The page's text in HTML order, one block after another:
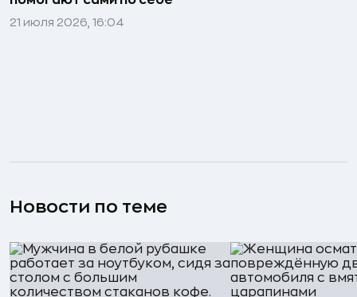
21 июля 2026, 16:04
Новости по теме